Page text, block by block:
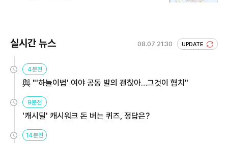
실시간 뉴스 08.07 21:30 UPDATE
4분전
與 "'하늘이법' 여야 공동 발의 괜찮아…그것이 협치"
9분전
'캐시딜' 캐시워크 돈 버는 퀴즈, 정답은?
14분전